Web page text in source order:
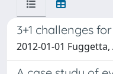
3+1 challenges
2012-01-01